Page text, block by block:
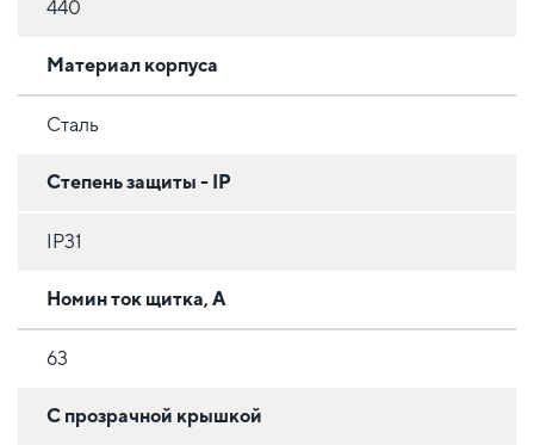
440
Материал корпуса
Сталь
Степень защиты - IP
IP31
Номин ток щитка, А
63
С прозрачной крышкой